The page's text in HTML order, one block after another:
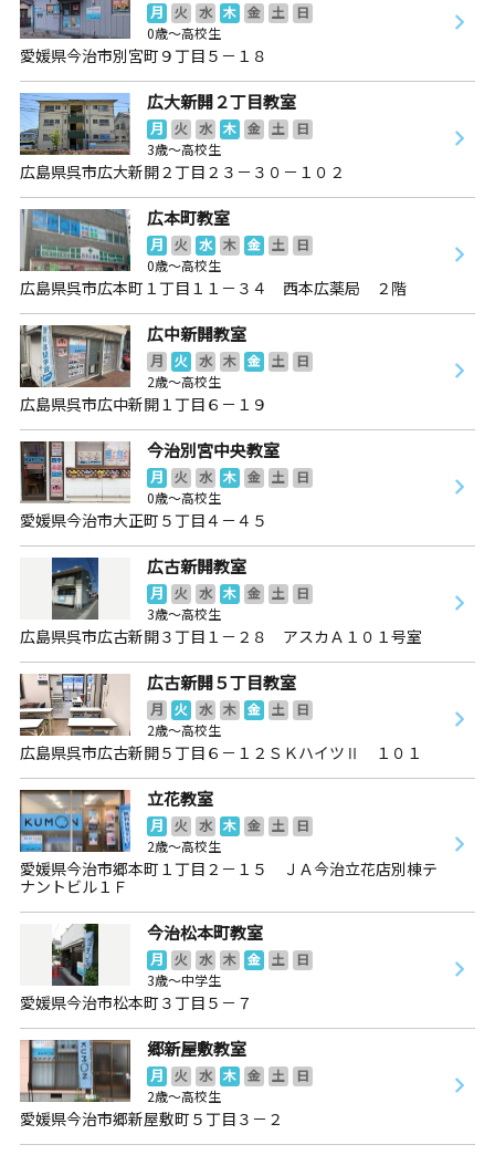
月 火 水 木 金 土
日
0歳～高校生
愛媛県今治市別宮町９丁目５－１８
広大新開２丁目教室
月 火 水 木 金 土
日
3歳～高校生
広島県呉市広大新開２丁目２３－３０－１０２
広本町教室
月 火 水 木 金 土
日
0歳～高校生
広島県呉市広本町１丁目１１－３４ 西本広薬局 ２階
広中新開教室
月 火 水 木 金 土
日
2歳～高校生
広島県呉市広中新開１丁目６－１９
今治別宮中央教室
月 火 水 木 金 土
日
0歳～高校生
愛媛県今治市大正町５丁目４－４５
広古新開教室
月 火 水 木 金 土
日
3歳～高校生
広島県呉市広古新開３丁目１－２８ アスカＡ１０１号室
広古新開５丁目教室
月 火 水 木 金 土
日
2歳～高校生
広島県呉市広古新開５丁目６－１２ＳＫハイツⅡ １０１
立花教室
月 火 水 木 金 土
日
2歳～高校生
愛媛県今治市郷本町１丁目２－１５ ＪＡ今治立花店別棟テ
ナントビル１Ｆ
今治松本町教室
月 火 水 木 金 土
日
3歳～中学生
愛媛県今治市松本町３丁目５－７
郷新屋敷教室
月 火 水 木 金 土
日
2歳～高校生
愛媛県今治市郷新屋敷町５丁目３－２